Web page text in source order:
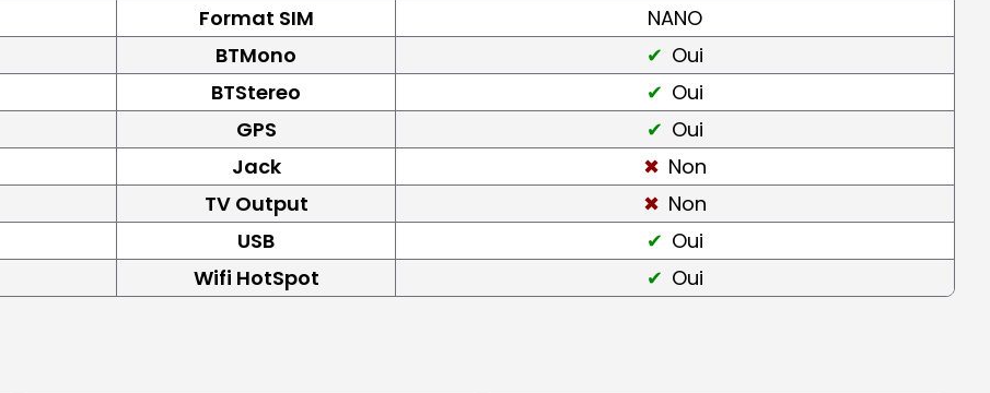
Format SIM
NANO
BTMono
Oui
BTStereo
Oui
GPS
Oui
Jack
Non
TV Output
Non
USB
Oui
Wifi HotSpot Oui